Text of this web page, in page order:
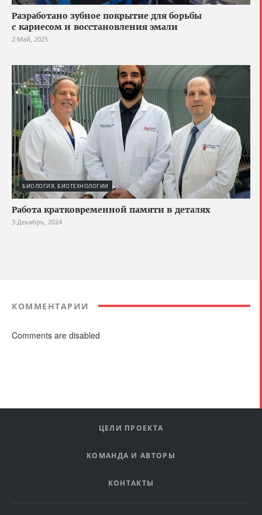
Разработано зубное покрытие для борьбы
с кариесом и восстановления эмали
2 Май, 2025
БИОЛОГИЯ, БИОТЕХНОЛОГИИ
Работа кратковременной памяти в деталях
3 Декабрь, 2024
КОММЕНТАРИИ
Comments are disabled
ЦЕЛИ ПРОЕКТА
КОМАНДА И АВТОРЫ
КОНТАКТЫ